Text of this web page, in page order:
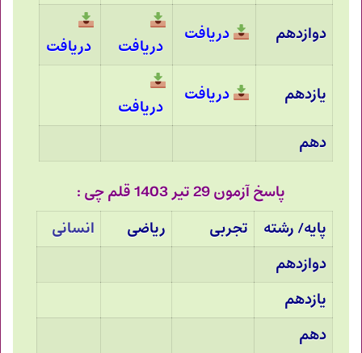
دوازدهم دریافت
دریافت دریافت
یازدهم دریافت
دریافت
دهم
پاسخ آزمون 29 تیر 1403 قلم چی :
پایه/ رشته
تجربی ریاضی
انسانی
دوازدهم
یازدهم
دهم